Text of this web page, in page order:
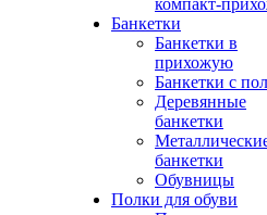
компакт-
Банкетки
Банкетки в
прихожую
Банкетки с
Деревянные
банкетки
банкетки
Обувницы
Полки для обуви